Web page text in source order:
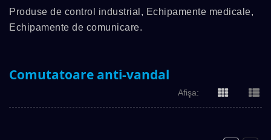
Produse de control industrial, Echipamente medicale,
Echipamente de comunicare.
Comutatoare anti-vandal
Afişa: